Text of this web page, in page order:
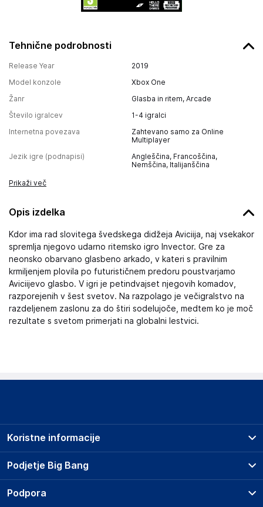
Tehnične podrobnosti
Release Year
2019
Model konzole
Xbox One
Žanr
Glasba in ritem, Arcade
Število igralcev
1-4 igralci
Internetna povezava
Zahtevano samo za Online
Multiplayer
Jezik igre (podnapisi)
Angleščina, Francoščina,
Nemščina, Italijanščina
Prikaži več
Opis izdelka
Kdor ima rad slovitega švedskega didžeja Aviciija, naj vsekakor
spremlja njegovo udarno ritemsko igro Invector. Gre za
neonsko obarvano glasbeno arkado, v kateri s pravilnim
krmiljenjem plovila po futurističnem predoru poustvarjamo
Aviciijevo glasbo. V igri je petindvajset njegovih komadov,
razporejenih v šest svetov. Na razpolago je večigralstvo na
razdeljenem zaslonu za do štiri sodelujoče, medtem ko je moč
rezultate s svetom primerjati na globalni lestvici.
Podjetje Big Bang
O podjetju
Koristne informacije
Prodajna mesta
Storitve
Podpora